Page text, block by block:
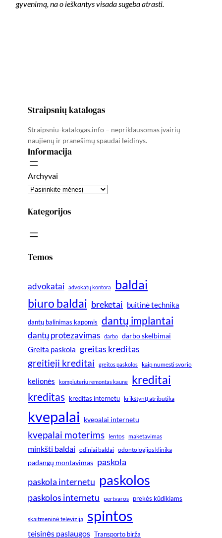
gyvenimą, na o ieškantys visada sugeba atrasti.
Straipsnių katalogas
Straipsniu-katalogas.info – nepriklausomas įvairių
naujienų ir pranešimų spaudai leidinys.
Informacija
Archyvai
Kategorijos
Temos
advokatai advokatų kontora baldai
biuro baldai breketai buitinė technika
dantų balinimas kapomis dantų implantai
dantų protezavimas darbo darbo skelbimai
Greita paskola greitas kreditas
greitieji kreditai greitos paskolos kaip numesti svorio
kelionės kompiuteriu remontas kaune kreditai
kreditas kreditas internetu krikštynų atributika
kvepalai kvepalai internetu
kvepalai moterims lentos maketavimas
minkšti baldai odiniai baldai odontologijos klinika
padangų montavimas paskola
paskola internetu paskolos
paskolos internetu pertvaros prekės kūdikiams
skaitmeninė televizija spintos
teisinės paslaugos Transporto birža